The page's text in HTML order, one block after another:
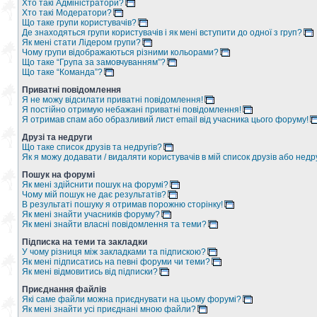
Хто такі Адміністратори?
Хто такі Модератори?
Що таке групи користувачів?
Де знаходяться групи користувачів і як мені вступити до одної з груп?
Як мені стати Лідером групи?
Чому групи відображаються різними кольорами?
Що таке “Група за замовчуванням”?
Що таке “Команда”?
Приватні повідомлення
Я не можу відсилати приватні повідомлення!
Я постійно отримую небажані приватні повідомлення!
Я отримав спам або образливий лист email від учасника цього форуму!
Друзі та недруги
Що таке список друзів та недругів?
Як я можу додавати / видаляти користувачів в мій список друзів або
Пошук на форумі
Як мені здійснити пошук на форумі?
Чому мій пошук не дає результатів?
В результаті пошуку я отримав порожню сторінку!
Як мені знайти учасників форуму?
Як мені знайти власні повідомлення та теми?
Підписка на теми та закладки
У чому різниця між закладками та підпискою?
Як мені підписатись на певні форуми чи теми?
Як мені відмовитись від підписки?
Приєднання файлів
Які саме файли можна приєднувати на цьому форумі?
Як мені знайти усі приєднані мною файли?